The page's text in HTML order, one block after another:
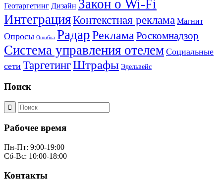
Геотаргетинг Дизайн Закон о Wi-Fi
ИнтеграцияКонтекстная реклама Магнит
Опросы Ошибка РадарРеклама Роскомнадзор
Система управления отелем Социальные
сети ТаргетингШтрафы Эдельвейс
Поиск
Рабочее время
Пн-Пт: 9:00-19:00
Сб-Вс: 10:00-18:00
Контакты